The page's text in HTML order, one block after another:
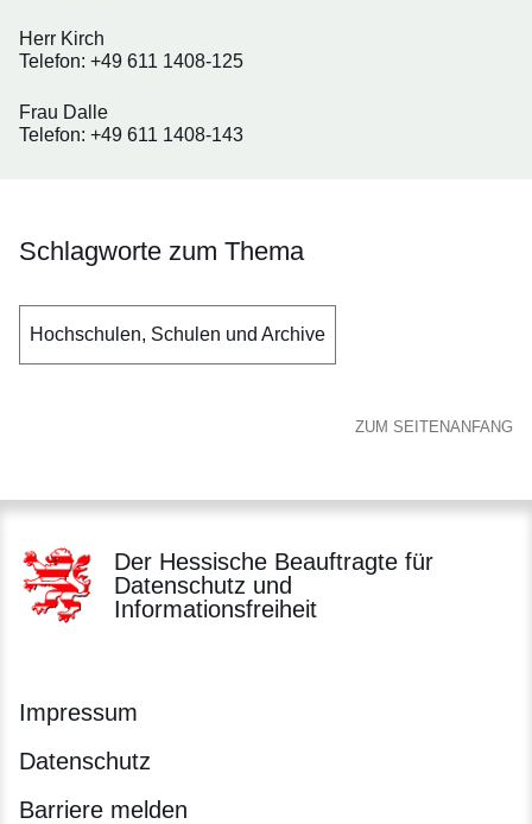
Herr Kirch
Telefon: +49 611 1408-125
Frau Dalle
Telefon: +49 611 1408-143
Schlagworte zum Thema
Hochschulen, Schulen und Archive
ZUM SEITENANFANG
Der Hessische Beauftragte für
Datenschutz und
Informationsfreiheit
Impressum
Datenschutz
Barriere melden